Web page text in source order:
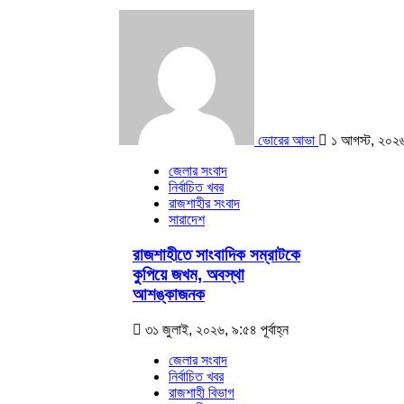
ভোরের আভা
১ আগস্ট,
জেলার সংবাদ
নির্বাচিত খবর
রাজশাহীর সংবাদ
সারাদেশ
রাজশাহীতে সাংবাদিক সম্রাটকে
কুপিয়ে জখম, অবস্থা
আশঙ্কাজনক
৩১ জুলাই, ২০২৬, ৯:৫৪ পূর্বাহ্ন
জেলার সংবাদ
নির্বাচিত খবর
রাজশাহী বিভাগ